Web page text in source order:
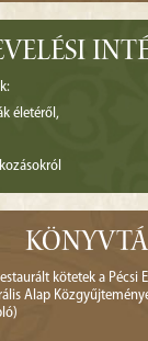
életéről,
kötetek a
Alap